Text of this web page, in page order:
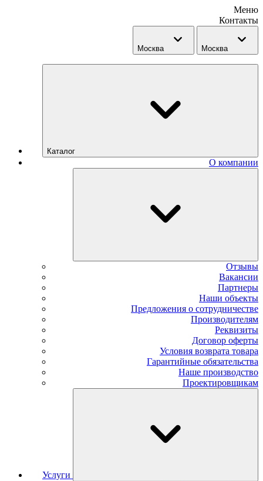
Меню
Контакты
Москва Москва
Каталог
О компании
Отзывы
Вакансии
Партнеры
Наши объекты
Предложения о сотрудничестве
Производителям
Реквизиты
Договор оферты
Условия возврата товара
Гарантийные обязательства
Наше производство
Проектировщикам
Услуги